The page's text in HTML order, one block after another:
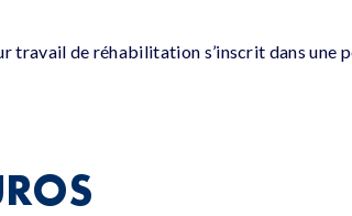
travail de réhabilitation s’inscrit dans une